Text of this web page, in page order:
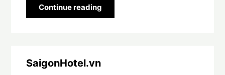
Continue reading
SaigonHotel.vn